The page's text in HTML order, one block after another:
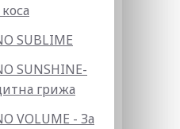
SUBLIME
SUNSHINE-
грижа
VOLUME - За